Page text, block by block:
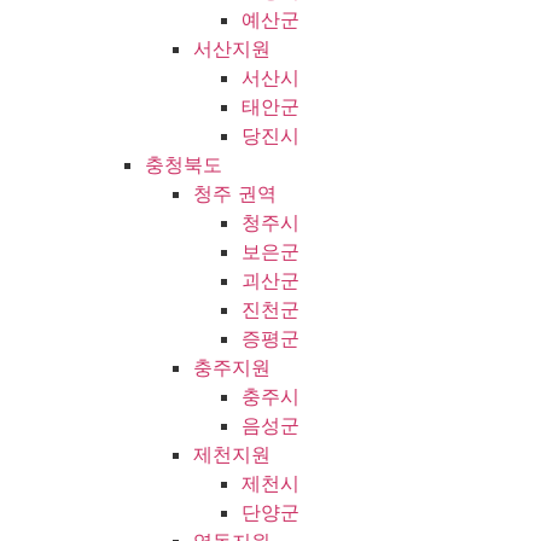
예산군
서산지원
서산시
태안군
당진시
충청북도
청주 권역
청주시
보은군
괴산군
진천군
증평군
충주지원
충주시
음성군
제천지원
제천시
단양군